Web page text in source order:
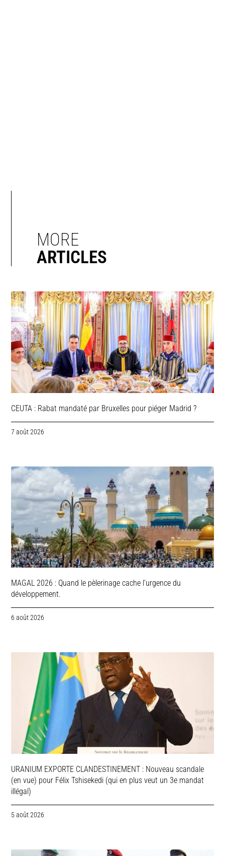
MORE
ARTICLES
CEUTA : Rabat mandaté par Bruxelles pour piéger Madrid ?
7 août 2026
MAGAL 2026 : Quand le pèlerinage cache l’urgence du
développement.
6 août 2026
URANIUM EXPORTE CLANDESTINEMENT : Nouveau scandale
(en vue) pour Félix Tshisekedi (qui en plus veut un 3e mandat
illégal)
5 août 2026